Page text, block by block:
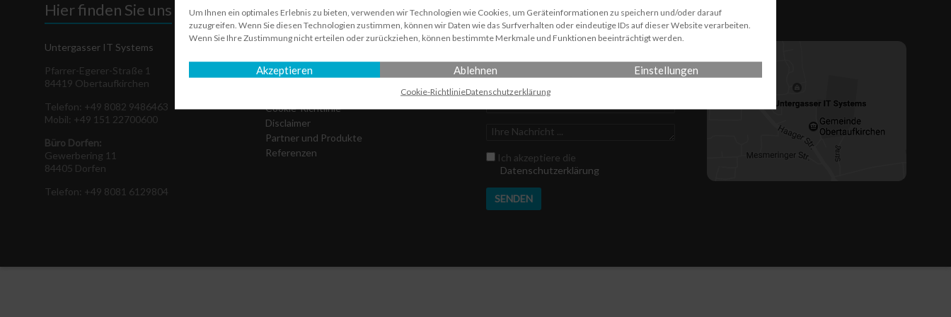
Um Ihnen ein optimales Erlebnis zu bieten, verwenden wir Technologien wie Cookies, um Geräteinformationen zu speichern und/oder darauf
zuzugreifen. Wenn Sie diesen Technologien zustimmen, können wir Daten wie das Surfverhalten oder eindeutige IDs auf dieser Website verarbeiten.
Wenn Sie Ihre Zustimmung nicht erteilen oder zurückziehen, können bestimmte Merkmale und Funktionen beeinträchtigt werden.
Akzeptieren Ablehnen Einstellungen
Cookie-RichtlinieDatenschutz­erklärung
Hier finden Sie uns
Untergasser IT Systems
Pfarrer-Egerer-Straße 1
84419 Obertaufkirchen
Telefon: +49 8082 9486463
Mobil: +49 151 22700600
Büro Dorfen:
Gewerbering 11
84405 Dorfen
Telefon: +49 8081 6129804
Auf einen Klick
Über uns
Services
Cookie-Richtlinie
Disclaimer
Partner und Produkte
Referenzen
Schnelle Nachricht
E-
Mail
Ihre
Datenschutz
Ich akzeptiere die
Datenschutzerklärung
Anfahrt